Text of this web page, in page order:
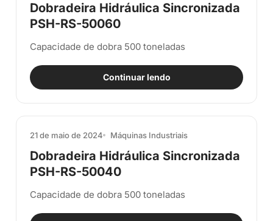
Dobradeira Hidráulica Sincronizada
PSH-RS-50060
Capacidade de dobra 500 toneladas
Continuar lendo
21 de maio de 2024 Máquinas Industriais
Dobradeira Hidráulica Sincronizada
PSH-RS-50040
Capacidade de dobra 500 toneladas